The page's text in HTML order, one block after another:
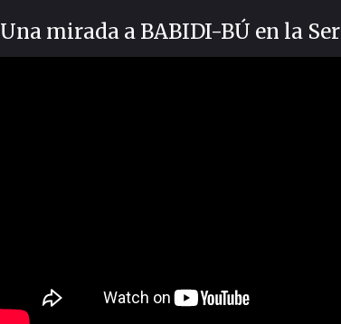
Una mirada a BABIDI-BÚ en la Ser